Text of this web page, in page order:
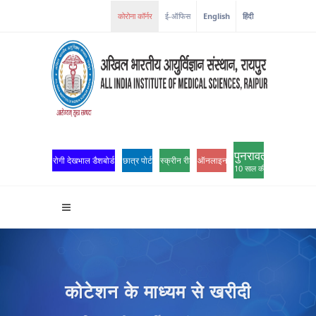
ई-ऑफिस English हिंदी
रोगी देखभाल डैशबोर्ड छात्र पोर्टल स्क्रीन रीडर एक्सेसऑनलाइन ओपीडी पंजीकरण
पुनरावर्तन
10 साल की उत्कृष्टता
कोटेशन के माध्यम से खरीदी